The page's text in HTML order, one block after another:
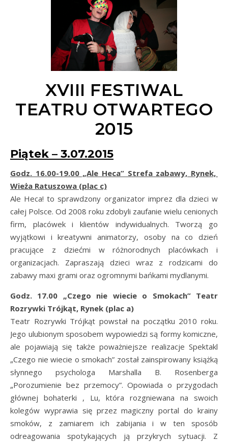
XVIII FESTIWAL
TEATRU OTWARTEGO
2015
Piątek – 3.07.2015
Godz. 16.00-19.00 „Ale Heca” Strefa zabawy, Rynek,
Wieża Ratuszowa (plac c)
Ale Heca! to sprawdzony organizator imprez dla dzieci w
całej Polsce. Od 2008 roku zdobyli zaufanie wielu cenionych
firm, placówek i klientów indywidualnych. Tworzą go
wyjątkowi i kreatywni animatorzy, osoby na co dzień
pracujące z dziećmi w różnorodnych placówkach i
organizacjach. Zapraszają dzieci wraz z rodzicami do
zabawy maxi grami oraz ogromnymi bańkami mydlanymi.
Godz. 17.00 „Czego nie wiecie o Smokach” Teatr
Rozrywki Trójkąt, Rynek (plac a)
Teatr Rozrywki Trójkąt powstał na początku 2010 roku.
Jego ulubionym sposobem wypowiedzi są formy komiczne,
ale pojawiają się także poważniejsze realizacje Spektakl
„Czego nie wiecie o smokach” został zainspirowany książką
słynnego psychologa Marshalla B. Rosenberga
„Porozumienie bez przemocy”. Opowiada o przygodach
głównej bohaterki , Lu, która rozgniewana na swoich
kolegów wyprawia się przez magiczny portal do krainy
smoków, z zamiarem ich zabijania i w ten sposób
odreagowania spotykających ją przykrych sytuacji. Z